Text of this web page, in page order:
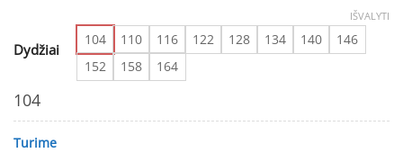
Dydžiai
104 110 116 122 128 134 140
146
152
158 164
IŠVALYTI
104
Turime